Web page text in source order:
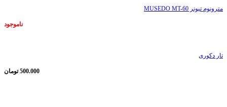
مترونوم تیونر MUSEDO MT-60
ناموجود
تار دکوری
500.000 تومان